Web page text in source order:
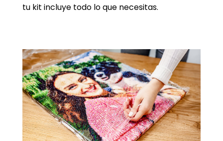
tu kit incluye todo lo que necesitas.